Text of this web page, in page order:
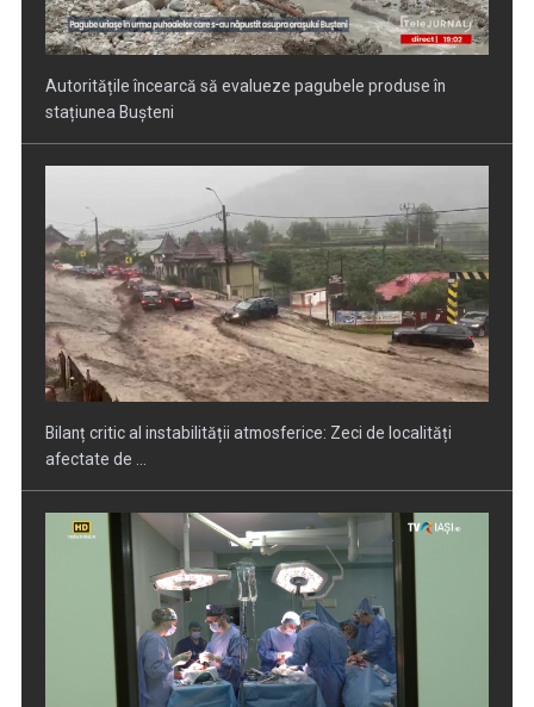
Bilanț critic al instabilității atmosferice: Zeci de localități
afectate de ...
Cu ajutorul lor, viaţa triufă. Documentarul „Transplantul,
povestea vieţii” ...